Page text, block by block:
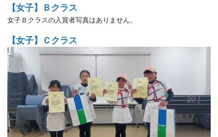
【女子】Ｂクラス
女子Ｂクラスの入賞者写真はありません。
【女子】Ｃクラス